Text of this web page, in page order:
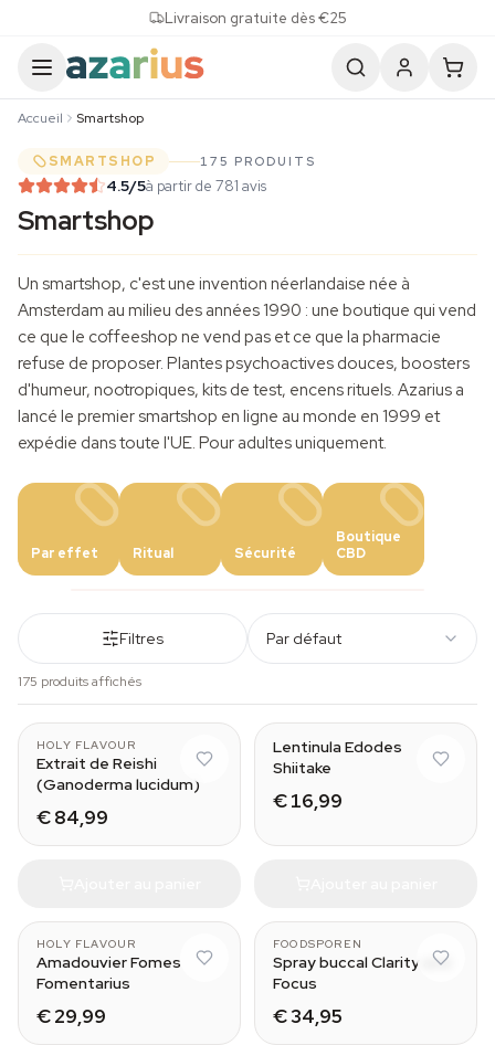
Livraison gratuite dès €25
Accueil Smartshop
SMARTSHOP 175 PRODUITS
4.5/5à partir de 781 avis
Smartshop
Un smartshop, c'est une invention néerlandaise née à
Amsterdam au milieu des années 1990 : une boutique qui vend
ce que le coffeeshop ne vend pas et ce que la pharmacie
refuse de proposer. Plantes psychoactives douces, boosters
d'humeur, nootropiques, kits de test, encens rituels. Azarius a
lancé le premier smartshop en ligne au monde en 1999 et
expédie dans toute l'UE. Pour adultes uniquement.
Par effet Ritual Sécurité
Boutique
CBD
Filtres Par défaut
175 produits affichés
HOLY FLAVOUR
Extrait de Reishi
(Ganoderma lucidum)
€ 84,99
Lentinula Edodes
Shiitake
€ 16,99
HOLY FLAVOUR
Amadouvier Fomes
Fomentarius
€ 29,99
FOODSPOREN
Spray buccal Clarity and
Focus
€ 34,95